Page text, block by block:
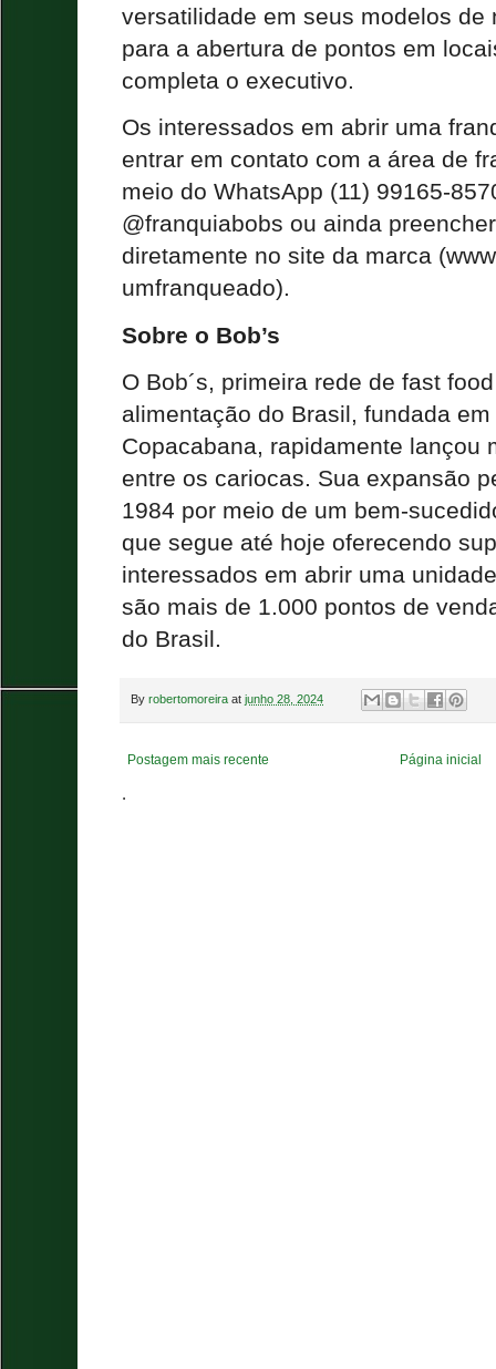
versatilidade em seus modelos de
para a abertura de pontos em
completa o executivo.
Os interessados em abrir uma
entrar em contato com a área de
meio do WhatsApp (11) 99165-
@franquiabobs ou ainda
diretamente no site da marca
umfranqueado).
Sobre o Bob’s
O Bob´s, primeira rede de fast
alimentação do Brasil, fundada
Copacabana, rapidamente lançou
entre os cariocas. Sua expansão
1984 por meio de um bem-
que segue até hoje oferecendo
interessados em abrir uma
são mais de 1.000 pontos de
do Brasil.
By robertomoreira at junho 28, 2024
Postagem mais recente Página inicial
.